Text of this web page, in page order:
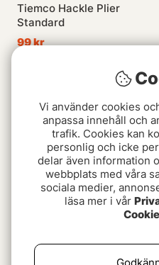
Tiemco Hackle Plier
Standard
99 kr
Dr Slick Hair Scissors
Vi använder cookies
anpassa innehåll och
trafik. Cookies kan
personlig och icke
delar även information
webbplats med våra
sociala medier,
läsa mer i vår